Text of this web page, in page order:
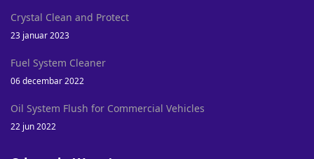
Crystal Clean and Protect
23 januar 2023
Fuel System Cleaner
06 decembar 2022
Oil System Flush for Commercial Vehicles
22 jun 2022